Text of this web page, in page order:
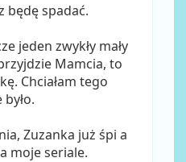
będę spadać.
jeden zwykły mały
Mamcia, to
Chciałam tego
Zuzanka już śpi a
moje seriale.